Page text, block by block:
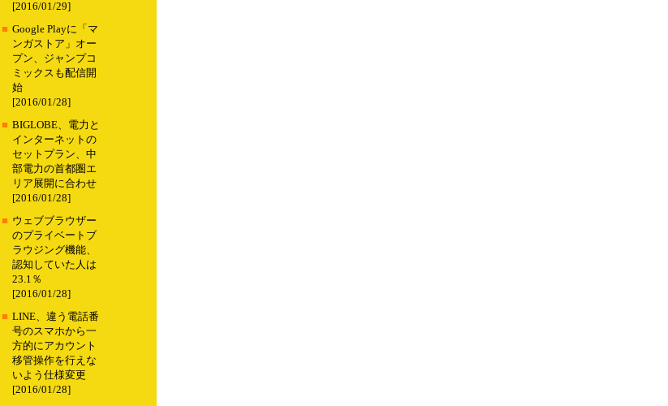
[2016/01/29]
■ Google Playに「マ
ンガストア」オー
プン、ジャンプコ
ミックスも配信開
始
[2016/01/28]
■ BIGLOBE、電力と
インターネットの
セットプラン、中
部電力の首都圏エ
リア展開に合わせ
[2016/01/28]
■ ウェブブラウザー
のプライベートブ
ラウジング機能、
認知していた人は
23.1％
[2016/01/28]
■ LINE、違う電話番
号のスマホから一
方的にアカウント
移管操作を行えな
いよう仕様変更
[2016/01/28]